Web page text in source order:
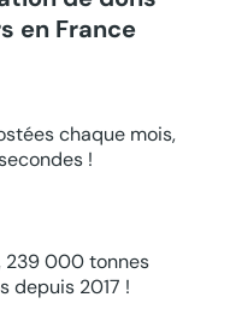
en France
chaque mois,
!
239 000 tonnes
depuis 2017 !